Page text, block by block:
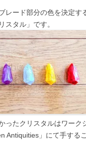
レード部分の色を決定す
スタル」です。
ったクリスタルはワーク
Antiquities」にて手する